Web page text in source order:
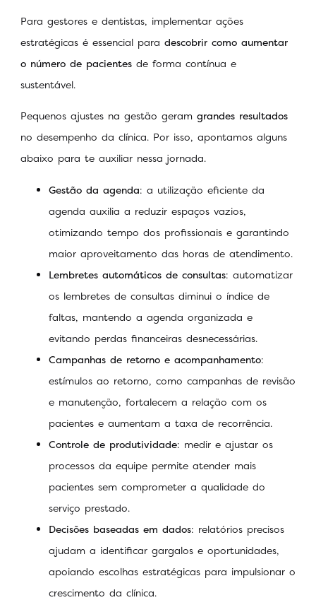
Para gestores e dentistas, implementar ações
estratégicas é essencial para descobrir como aumentar
o número de pacientes de forma contínua e
sustentável.
Pequenos ajustes na gestão geram grandes resultados
no desempenho da clínica. Por isso, apontamos alguns
abaixo para te auxiliar nessa jornada.
Gestão da agenda: a utilização eficiente da
agenda auxilia a reduzir espaços vazios,
otimizando tempo dos profissionais e garantindo
maior aproveitamento das horas de atendimento.
Lembretes automáticos de consultas: automatizar
os lembretes de consultas diminui o índice de
faltas, mantendo a agenda organizada e
evitando perdas financeiras desnecessárias.
Campanhas de retorno e acompanhamento:
estímulos ao retorno, como campanhas de revisão
e manutenção, fortalecem a relação com os
pacientes e aumentam a taxa de recorrência.
Controle de produtividade: medir e ajustar os
processos da equipe permite atender mais
pacientes sem comprometer a qualidade do
serviço prestado.
Decisões baseadas em dados: relatórios precisos
ajudam a identificar gargalos e oportunidades,
apoiando escolhas estratégicas para impulsionar o
crescimento da clínica.